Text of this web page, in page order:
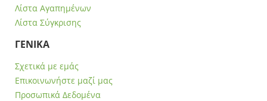
Λίστα Αγαπημένων
Λίστα Σύγκρισης
ΓΕΝΙΚΑ
Σχετικά με εμάς
Επικοινωνήστε μαζί μας
Προσωπικά Δεδομένα